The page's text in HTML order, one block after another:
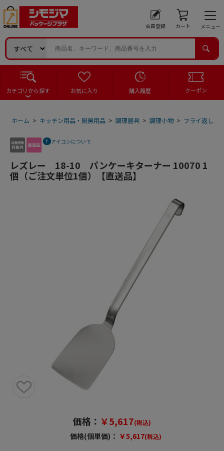
会員登録 カート メニュー
カテゴリから探す お気に入り 購入履歴 クーポン
ホーム > キッチン用品・厨房用品 > 調理器具 > 調理小物 > フライ返し
アイコンについて
レズレー 18-10 パンケーキターナー 10070 1
個（ご注文単位1個）【直送品】
価格： ￥5,617(税込)
価格(個単価)： ￥5,617(税込)